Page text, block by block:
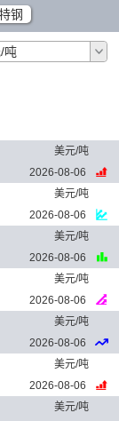
钢
吨
美元/吨
2026-08-06
美元/吨
2026-08-06
美元/吨
2026-08-06
美元/吨
2026-08-06
美元/吨
2026-08-06
美元/吨
2026-08-06
美元/吨